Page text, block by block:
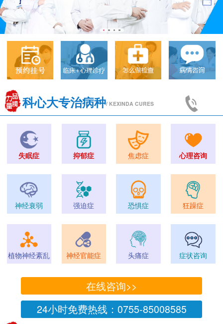
科心大专治病种/ KEXINDA CURES
失眠症 抑郁症 焦虑症 心理咨询
神经衰弱 强迫症 恐惧症 狂躁症
植物神经紊乱 神经官能症 头痛症 症状咨询
在线咨询>>
24小时免费热线：0755-85008585